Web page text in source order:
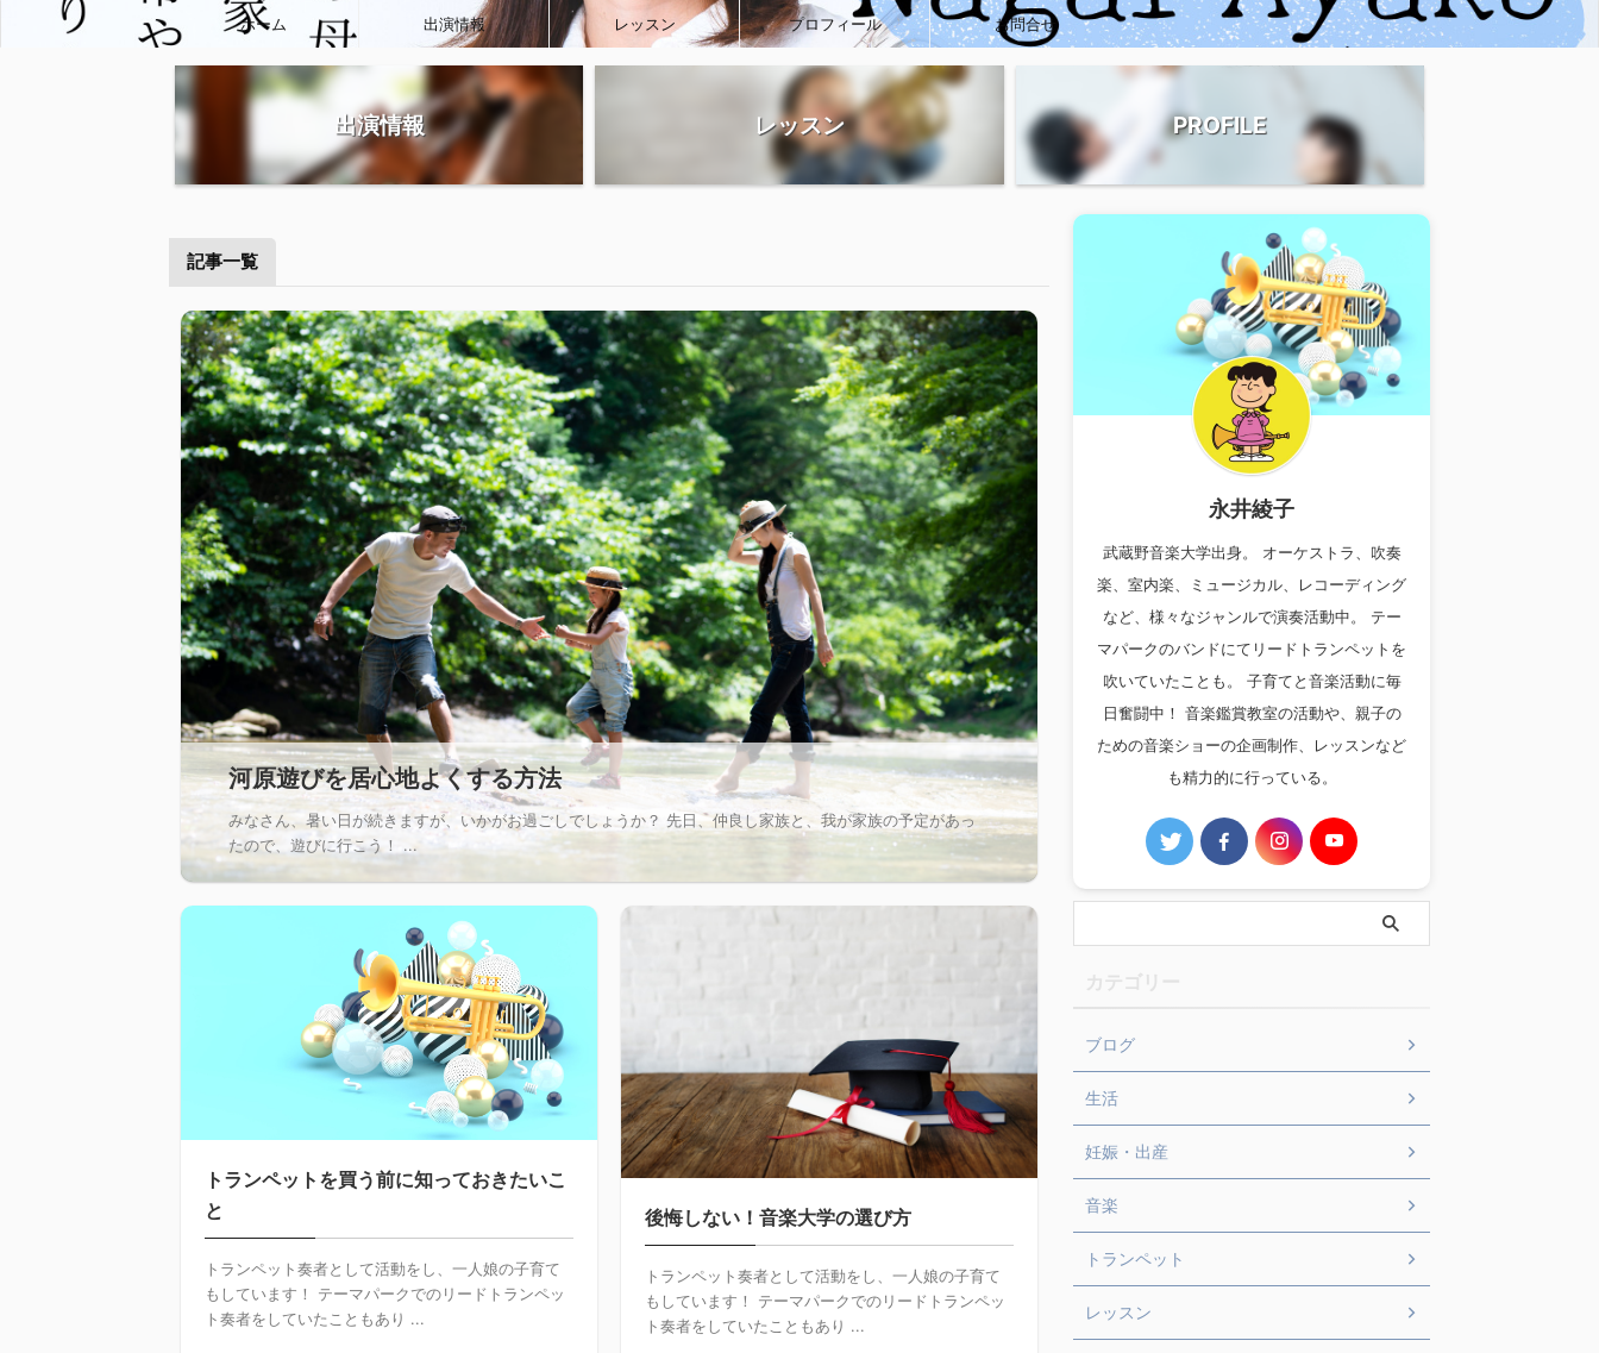
ホーム 出演情報 レッスン プロフィール お問合せ
出演情報 レッスン PROFILE
記事一覧
河原遊びを居心地よくする方法
みなさん、暑い日が続きますが、いかがお過ごしでしょうか？ 先日、仲良し家族と、我が家族の予定があっ
たので、遊びに行こう！ ...
トランペットを買う前に知っておきたいこ
と
トランペット奏者として活動をし、一人娘の子育て
もしています！ テーマパークでのリードトランペッ
ト奏者をしていたこともあり ...
後悔しない！音楽大学の選び方
トランペット奏者として活動をし、一人娘の子育て
もしています！ テーマパークでのリードトランペッ
ト奏者をしていたこともあり ...
永井綾子
武蔵野音楽大学出身。 オーケストラ、吹奏
楽、室内楽、ミュージカル、レコーディング
など、様々なジャンルで演奏活動中。 テー
マパークのバンドにてリードトランペットを
吹いていたことも。 子育てと音楽活動に毎
日奮闘中！ 音楽鑑賞教室の活動や、親子の
ための音楽ショーの企画制作、レッスンなど
も精力的に行っている。
ブログ
生活
妊娠・出産
音楽
トランペット
レッスン